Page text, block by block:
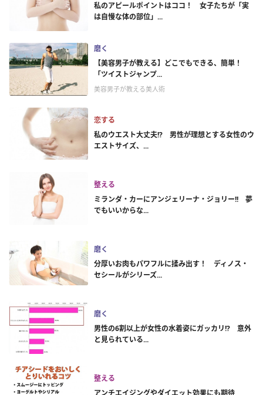
私のアピールポイントはココ！ 女子たちが「実
は自慢な体の部位」...
磨く
【美容男子が教える】どこでもできる、簡単！
「ツイストジャンプ...
美容男子が教える美人術
恋する
私のウエスト大丈夫!? 男性が理想とする女性のウ
エストサイズ、...
整える
ミランダ・カーにアンジェリーナ・ジョリー!! 夢
でもいいからな...
磨く
分厚いお肉もパワフルに揉み出す！ ディノス・
セシールがシリーズ...
磨く
男性の6割以上が女性の水着姿にガッカリ!? 意外
と見られている...
整える
アンチエイジングやダイエット効果にも期待